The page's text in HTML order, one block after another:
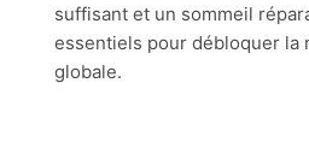
suffisant et un sommeil
essentiels pour débloquer la
globale.